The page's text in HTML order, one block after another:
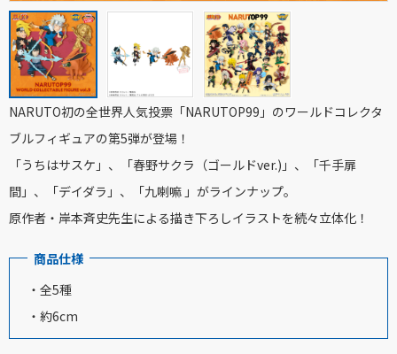
NARUTO初の全世界人気投票「NARUTOP99」のワールドコレクタ
ブルフィギュアの第5弾が登場！
「うちはサスケ」、「春野サクラ（ゴールドver.)」、「千手扉
間」、「デイダラ」、「九喇嘛 」がラインナップ。
原作者・岸本斉史先生による描き下ろしイラストを続々立体化！
商品仕様
・全5種
・約6cm